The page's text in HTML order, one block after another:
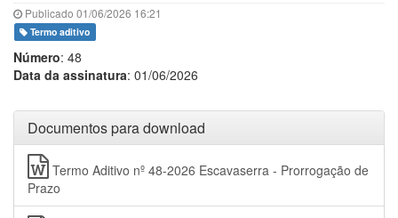
Publicado 01/06/2026 16:21
Termo aditivo
Número: 48
Data da assinatura: 01/06/2026
Documentos para download
Termo Aditivo nº 48-2026 Escavaserra - Prorrogação de
Prazo